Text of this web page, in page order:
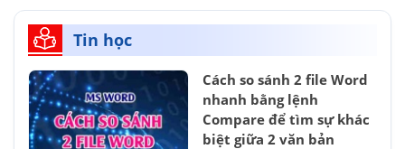
Tin học
Cách so sánh 2 file Word
nhanh bằng lệnh
Compare để tìm sự khác
biệt giữa 2 văn bản